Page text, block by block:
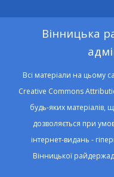
Вінницька
Всі матеріали на цьому
Creative Commons
будь-яких матеріалів,
дозволяється при
інтернет-видань -
Вінницької